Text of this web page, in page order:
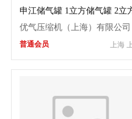
申江储气罐 1立方储气罐 2立
储气罐
优气压缩机（上海）有限公司
上海
普通会员